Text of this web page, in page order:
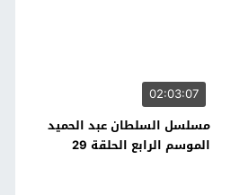
02:03:07
مسلسل السلطان عبد الحميد
الموسم الرابع الحلقة 29